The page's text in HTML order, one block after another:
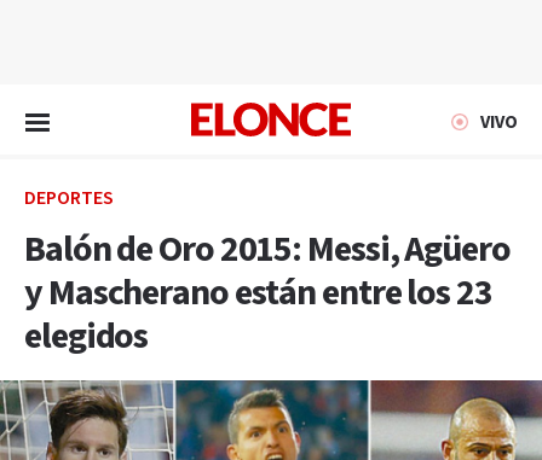
VIVO
DEPORTES
Balón de Oro 2015: Messi, Agüero
y Mascherano están entre los 23
elegidos